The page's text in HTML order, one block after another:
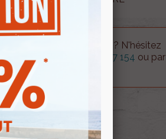
technique sur le produit ? N'hésitez
technique au
0254 277 154 ou par
AU PANIER